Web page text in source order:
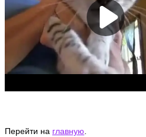
Перейти на главную.